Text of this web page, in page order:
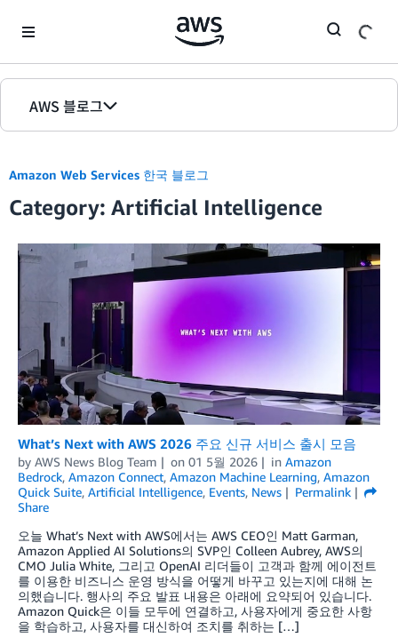
AWS 블로그
에디션
Amazon Web Services 한국 블로그
Category: Artificial Intelligence
What’s Next with AWS 2026 주요 신규 서비스 출시 모음
by AWS News Blog Team on 01 5월 2026 in Amazon
Bedrock, Amazon Connect, Amazon Machine Learning, Amazon
Quick Suite, Artificial Intelligence, Events, News
Permalink
Share
오늘 What’s Next with AWS에서는 AWS CEO인 Matt Garman,
Amazon Applied AI Solutions의 SVP인 Colleen Aubrey, AWS의
CMO Julia White, 그리고 OpenAI 리더들이 고객과 함께 에이전트
를 이용한 비즈니스 운영 방식을 어떻게 바꾸고 있는지에 대해 논
의했습니다. 행사의 주요 발표 내용은 아래에 요약되어 있습니다.
Amazon Quick은 이들 모두에 연결하고, 사용자에게 중요한 사항
을 학습하고, 사용자를 대신하여 조치를 취하는 […]